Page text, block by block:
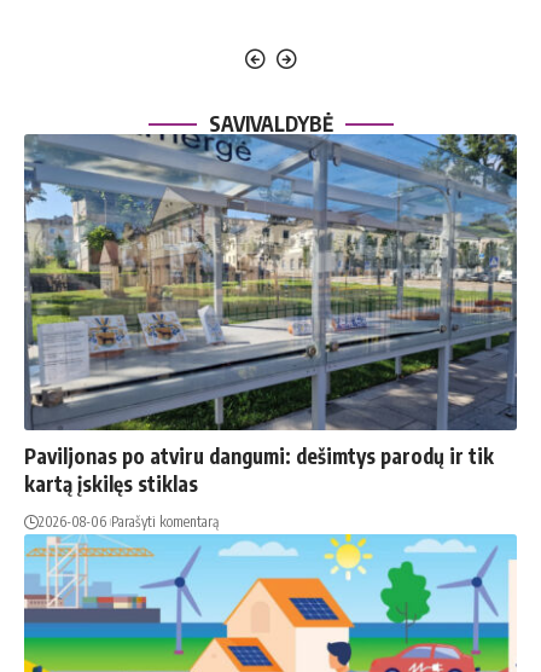
SAVIVALDYBĖ
Paviljonas po atviru dangumi: dešimtys parodų ir tik
kartą įskilęs stiklas
2026-08-06 Parašyti komentarą